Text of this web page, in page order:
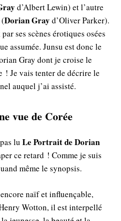
d’Albert Lewin) et l’autre
Dorian Gray d’Oliver Parker).
ses scènes érotiques osées
assumée. Junsu est donc le
Gray dont je croise le
! Je vais tenter de décrire le
auquel j’ai assisté.
vue de Corée
lu Le Portrait de Dorian
ce retard ! Comme je suis
même le synopsis.
naïf et influençable,
Wotton, il est interpellé